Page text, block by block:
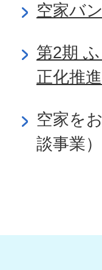
空家バ
第2期
正化推
空家を
談事業）